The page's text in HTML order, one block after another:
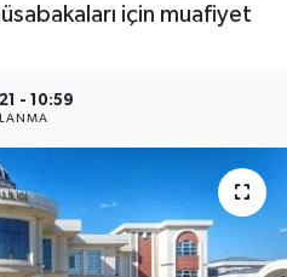
için muafiyet
- 10:59